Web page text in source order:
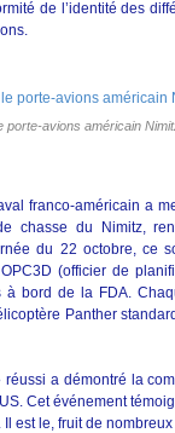
de l’identité des
porte-avions américain
franco-américain a
chasse du Nimitz,
du 22 octobre, ce
(officier de
bord de la FDA.
Panther
a démontré la
Cet événement
est le, fruit de